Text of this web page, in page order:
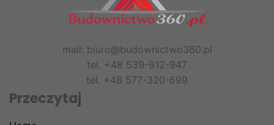
mail: biuro@budownictwo360.pl
tel. +48 539-912-947
tel. +48 577-320-699
Przeczytaj